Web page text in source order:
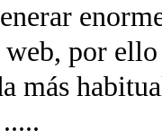
por
más